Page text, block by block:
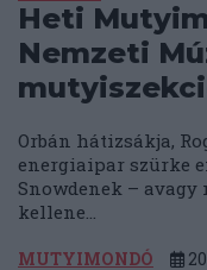
Heti
Nemzeti
Orbán hátizsákja,
energiaipar szürke
Snowdenek –
kellene...
MUTYIMONDÓ